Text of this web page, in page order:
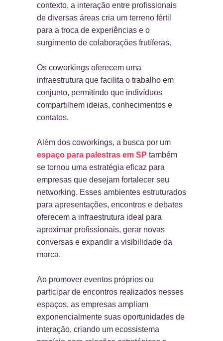
contexto, a interação entre profissionais
de diversas áreas cria um terreno fértil
para a troca de experiências e o
surgimento de colaborações frutíferas.
Os coworkings oferecem uma
infraestrutura que facilita o trabalho em
conjunto, permitindo que indivíduos
compartilhem ideias, conhecimentos e
contatos.
Além dos coworkings, a busca por um
espaço para palestras em SP também
se tornou uma estratégia eficaz para
empresas que desejam fortalecer seu
networking. Esses ambientes estruturados
para apresentações, encontros e debates
oferecem a infraestrutura ideal para
aproximar profissionais, gerar novas
conversas e expandir a visibilidade da
marca.
Ao promover eventos próprios ou
participar de encontros realizados nesses
espaços, as empresas ampliam
exponencialmente suas oportunidades de
interação, criando um ecossistema